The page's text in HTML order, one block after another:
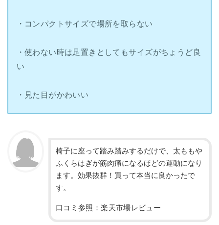
・コンパクトサイズで場所を取らない
・使わない時は足置きとしてもサイズがちょうど良
い
・見た目がかわいい
椅子に座って踏み踏みするだけで、太ももや
ふくらはぎが筋肉痛になるほどの運動になり
ます。効果抜群！買って本当に良かったで
す。
口コミ参照：楽天市場レビュー